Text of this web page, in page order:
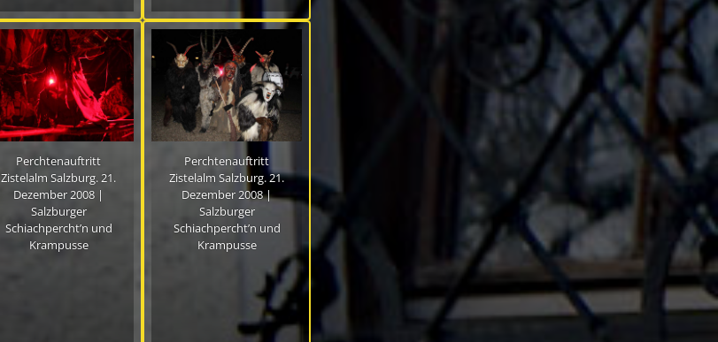
Perchtenauftritt
Zistelalm Salzburg. 21.
Dezember 2008 |
Salzburger
Schiachpercht’n und
Krampusse
Perchtenauftritt
Zistelalm Salzburg. 21.
Dezember 2008 |
Salzburger
Schiachpercht’n und
Krampusse